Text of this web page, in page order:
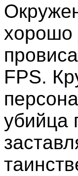
хорошо
FPS.
убийца